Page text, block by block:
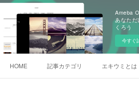
Ameba
あなた
くろう
今すぐ
HOME 記事カテゴリ エキウミとは